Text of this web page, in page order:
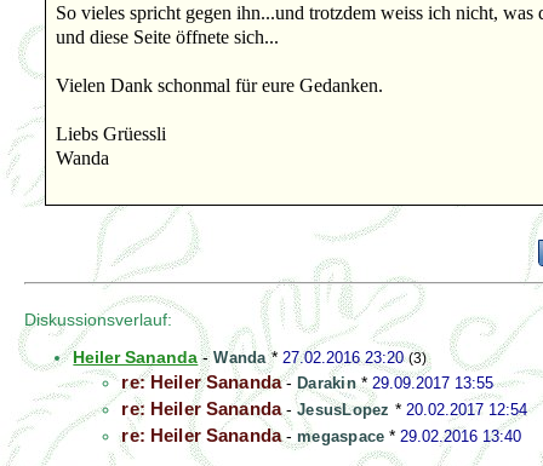
So vieles spricht gegen ihn...und trotzdem weiss ich nicht,
und diese Seite öffnete sich...
Vielen Dank schonmal für eure Gedanken.
Liebs Grüessli
Wanda
Diskussionsverlauf:
Heiler Sananda -Wanda* 27.02.2016 23:20 (3)
re: Heiler Sananda- Darakin* 29.09.2017 13:55
re: Heiler Sananda-JesusLopez * 20.02.2017 12:54
re: Heiler Sananda-megaspace * 29.02.2016 13:40